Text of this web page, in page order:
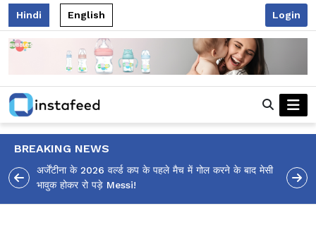
Hindi English Login
BREAKING NEWS
अर्जेंटीना के 2026 वर्ल्ड कप के पहले मैच में गोल करने के बाद मेसी
भावुक होकर रो पड़े Messi!